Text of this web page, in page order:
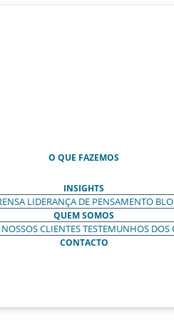
O QUE FAZEMOS
INSIGHTS
LIDERANÇA DE PENSAMENTO
QUEM SOMOS
CLIENTESTESTEMUNHOS DOS
CONTACTO